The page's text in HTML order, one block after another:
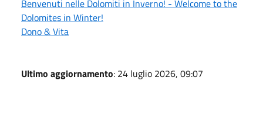
Benvenuti nelle Dolomiti in Inverno! - Welcome to the
Dolomites in Winter!
Dono & Vita
Ultimo aggiornamento: 24 luglio 2026, 09:07